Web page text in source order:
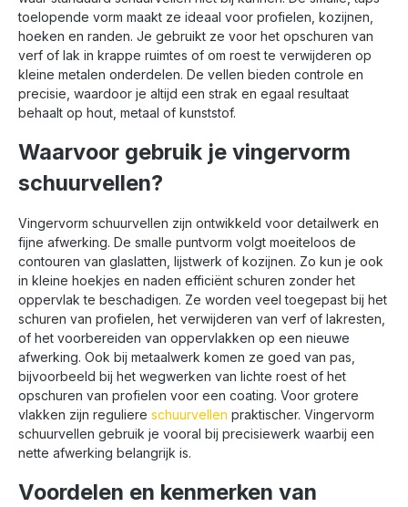
klussen Met Radix Pro
ben je verzekerd van
constante kwaliteit en
professionele
resultaten, zelfs bij
intensief gebruik.
middelgrof schuurwerk
• Zonder stofgaten –
ideaal voor droog
schuren of handmatig
gebruik • Verpakt per
10 stuks – altijd
voldoende op
kies je voor constante
prestaties, een lange
eindresultaat.
toelopende vorm maakt ze ideaal voor profielen, kozijnen,
hoeken en randen. Je gebruikt ze voor het opschuren van
verf of lak in krappe ruimtes of om roest te verwijderen op
kleine metalen onderdelen. De vellen bieden controle en
precisie, waardoor je altijd een strak en egaal resultaat
behaalt op hout, metaal of kunststof.
Waarvoor gebruik je vingervorm
schuurvellen?
Vingervorm schuurvellen zijn ontwikkeld voor detailwerk en
fijne afwerking. De smalle puntvorm volgt moeiteloos de
contouren van glaslatten, lijstwerk of kozijnen. Zo kun je ook
in kleine hoekjes en naden efficiënt schuren zonder het
oppervlak te beschadigen. Ze worden veel toegepast bij het
schuren van profielen, het verwijderen van verf of lakresten,
of het voorbereiden van oppervlakken op een nieuwe
afwerking. Ook bij metaalwerk komen ze goed van pas,
bijvoorbeeld bij het wegwerken van lichte roest of het
opschuren van profielen voor een coating. Voor grotere
vlakken zijn reguliere schuurvellen praktischer. Vingervorm
schuurvellen gebruik je vooral bij precisiewerk waarbij een
nette afwerking belangrijk is.
Voordelen en kenmerken van